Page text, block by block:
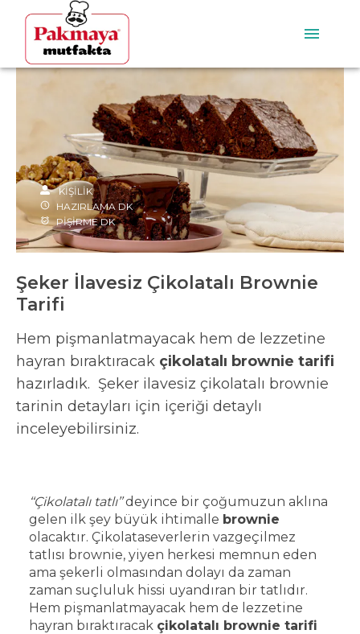
KİŞİLİK
HAZIRLAMA DK
PİŞİRME DK
Şeker İlavesiz Çikolatalı Brownie
Tarifi
Hem pişmanlatmayacak hem de lezzetine
hayran bıraktıracak çikolatalı brownie tarifi
hazırladık. Şeker ilavesiz çikolatalı brownie
tarinin detayları için içeriği detaylı
inceleyebilirsiniz.
‘‘Çikolatalı tatlı’’deyince bir çoğumuzun aklına
gelen ilk şey büyük ihtimalle brownie
olacaktır. Çikolataseverlerin vazgeçilmez
tatlısı brownie, yiyen herkesi memnun eden
ama şekerli olmasından dolayı da zaman
zaman suçluluk hissi uyandıran bir tatlıdır.
Hem pişmanlatmayacak hem de lezzetine
hayran bıraktıracak çikolatalı brownie tarifi